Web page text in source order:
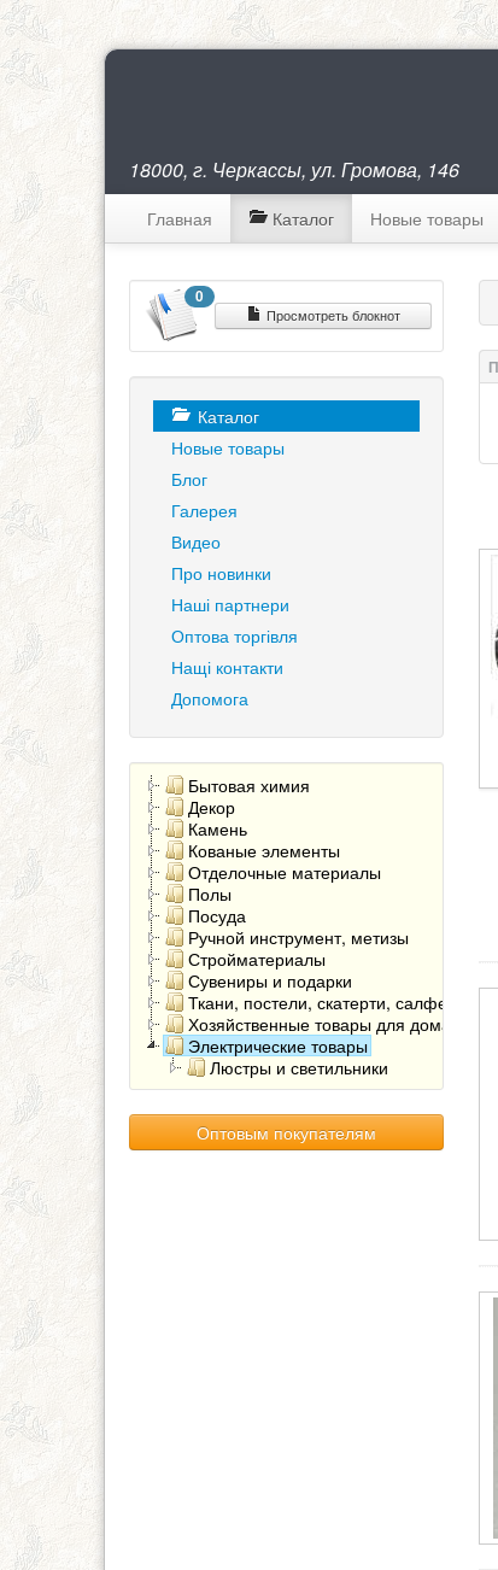
18000, г. Черкассы, ул. Громова, 146
Главная Каталог Новые товары
0
Просмотреть блокнот
Каталог
Новые товары
Блог
Галерея
Видео
Про новинки
Наші партнери
Оптова торгівля
Нащі контакти
Допомога
Бытовая химия
Декор
Камень
Кованые элементы
Отделочные материалы
Полы
Посуда
Ручной инструмент, метизы
Стройматериалы
Сувениры и подарки
Ткани, постели, скатерти, салфетки
Хозяйственные товары для дома
Электрические товары
Люстры и светильники
Оптовым покупателям